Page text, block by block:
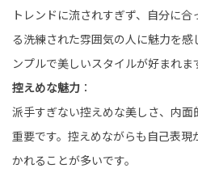
トレンドに流されすぎず、自分に
る洗練された雰囲気の人に魅力を
ンプルで美しいスタイルが好まれま
控えめな魅力 ：
派手すぎない控えめな美しさ、内
重要です。控えめながらも自己表
かれることが多いです。